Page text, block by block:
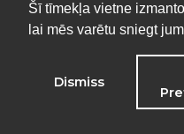
Šī tīmekļa vietne
lai mēs varētu sniegt
Dismiss
Отопительные